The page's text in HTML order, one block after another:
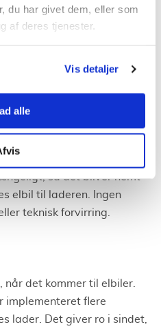
du har givet dem, eller som
af deres tjenester.
Vis detaljer
alle
fremskridt. Resultatet
så det bliver nemt
elbil til laderen. Ingen
teknisk forvirring.
når det kommer til elbiler.
implementeret flere
lader. Det giver ro i sindet,